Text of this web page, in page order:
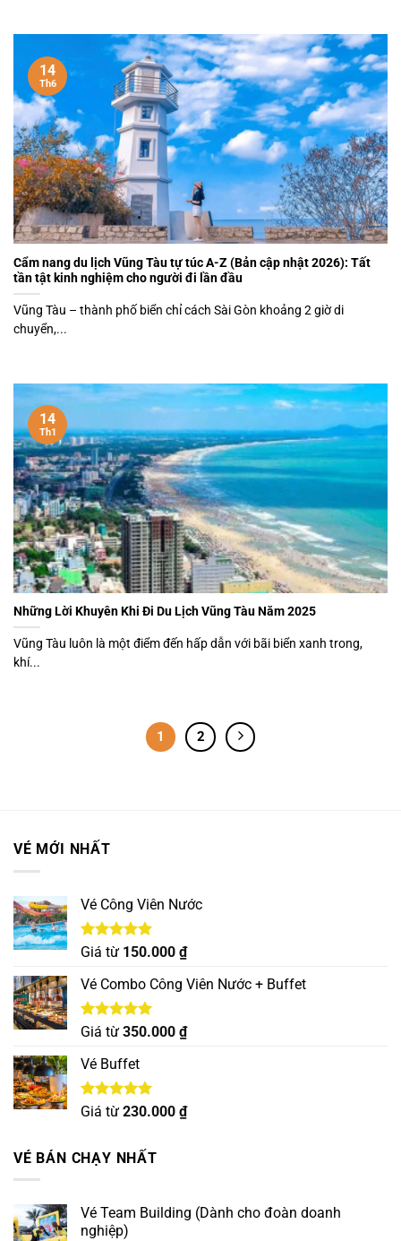
Cẩm nang du lịch Vũng Tàu tự túc A-Z (Bản cập nhật 2026): Tất
tần tật kinh nghiệm cho người đi lần đầu
Vũng Tàu – thành phố biển chỉ cách Sài Gòn khoảng 2 giờ di
chuyển,...
14
Th6
Những Lời Khuyên Khi Đi Du Lịch Vũng Tàu Năm 2025
Vũng Tàu luôn là một điểm đến hấp dẫn với bãi biển xanh trong,
khí...
14
Th1
1 2
VÉ MỚI NHẤT
Vé Công Viên Nước
Được xếp
5 sao
Giá từ 150.000 ₫
Vé Combo Công Viên Nước + Buffet
Được xếp
5 sao
Giá từ 350.000 ₫
Vé Buffet
Được xếp
Giá từ 230.000 ₫
VÉ BÁN CHẠY NHẤT
Vé Team Building (Dành cho đoàn doanh
nghiệp)